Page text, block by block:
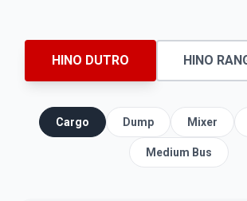
HINO DUTRO HINO
Cargo Dump Mixer
Medium Bus